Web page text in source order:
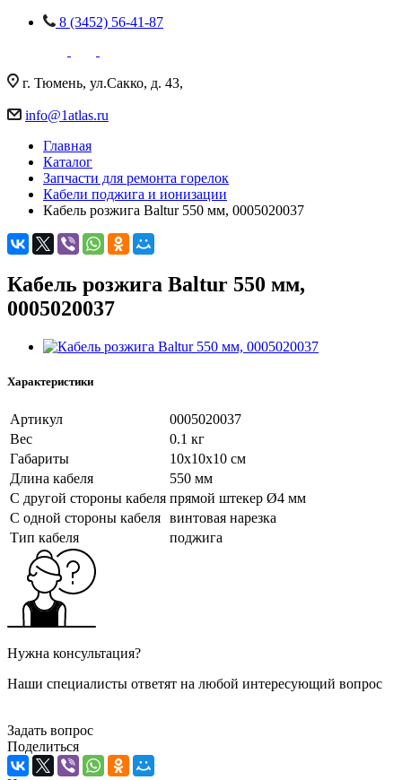
8 (3452) 56-41-87
г. Тюмень, ул.Сакко, д. 43,
info@1atlas.ru
Главная
Каталог
Запчасти для ремонта горелок
Кабели поджига и ионизации
Кабель розжига Baltur 550 мм, 0005020037
Кабель розжига Baltur 550 мм,
0005020037
Характеристики
Артикул
0005020037
Вес
0.1 кг
Габариты
10x10x10 см
Длина кабеля
550 мм
С другой стороны кабеля прямой штекер Ø4 мм
С одной стороны кабеля винтовая нарезка
Тип кабеля
поджига
Нужна консультация?
Наши специалисты ответят на любой интересующий вопрос
Задать вопрос
Поделиться